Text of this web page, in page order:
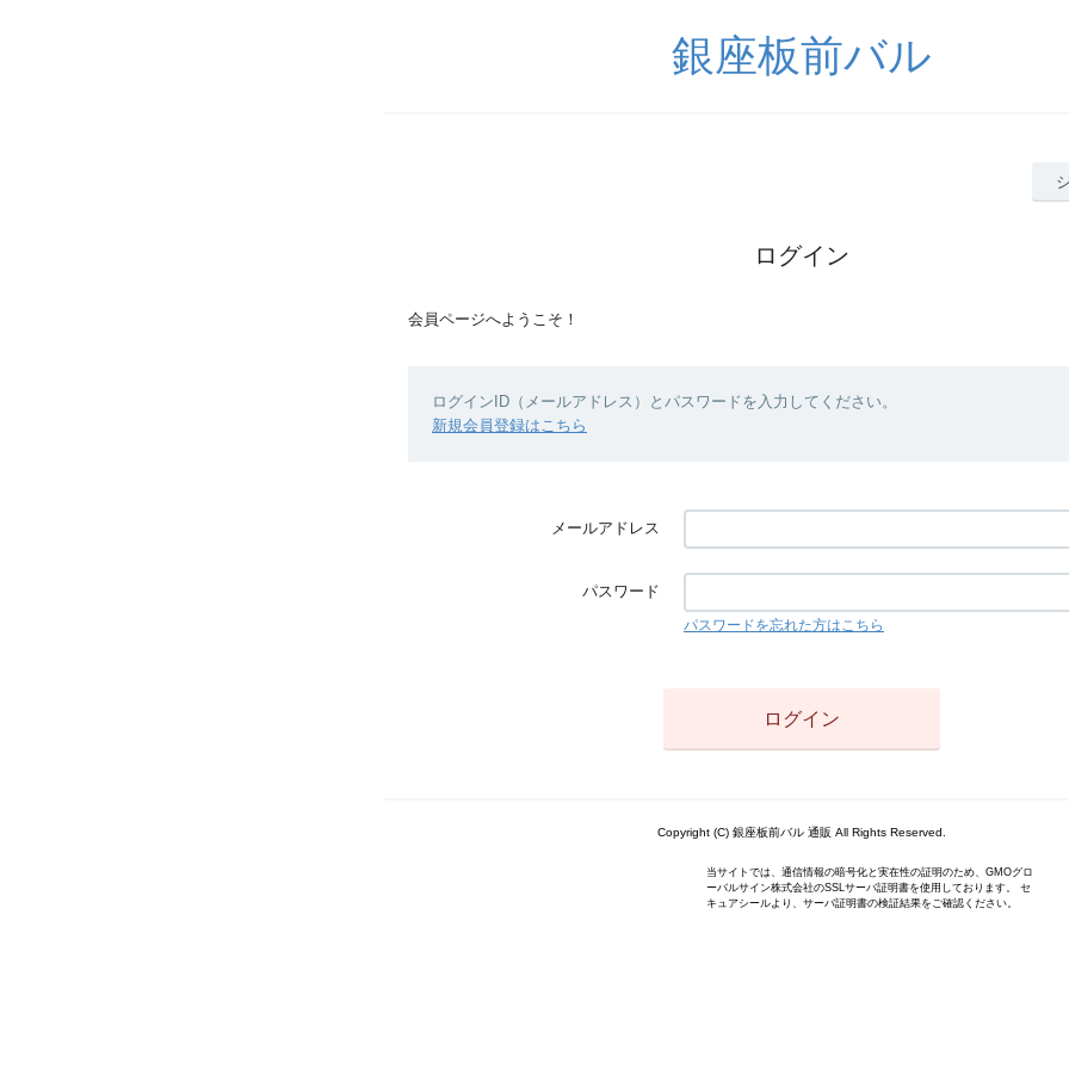
銀座板前バル
ログイン
会員ページへようこそ！
ログインID（メールアドレス）とパスワードを入力してください。
新規会員登録はこちら
メールアドレス
パスワード
パスワードを忘れた方はこちら
Copyright (C) 銀座板前バル 通販 All Rights Reserved.
当サイトでは、通信情報の暗号化と実在性の証明のため、GMOグロ
ーバルサイン株式会社のSSLサーバ証明書を使用しております。 セ
キュアシールより、サーバ証明書の検証結果をご確認ください。